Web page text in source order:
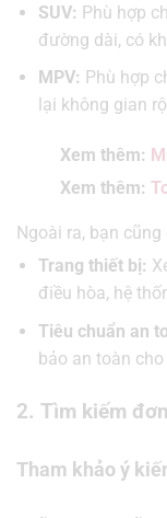
SUV: Phù hợp
đường dài, có
MPV: Phù hợp
lại không gian
Xem thêm:
Xem thêm:
Ngoài ra, bạn
Trang thiết bị:
điều hòa, hệ
Tiêu chuẩn an
bảo an toàn
2. Tìm kiếm
Tham khảo ý